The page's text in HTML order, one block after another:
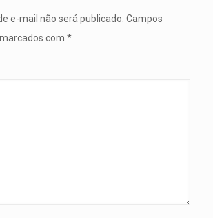
e-mail não será publicado. Campos
com *